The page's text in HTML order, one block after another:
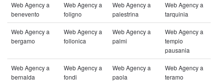
Web Agency a
benevento
Web Agency a
foligno
Web Agency a
palestrina
Web Agency a
tarquinia
Web Agency a
bergamo
Web Agency a
follonica
Web Agency a
palmi
Web Agency a
tempio
pausania
Web Agency a
bernalda
Web Agency a
fondi
Web Agency a
paola
Web Agency a
teramo